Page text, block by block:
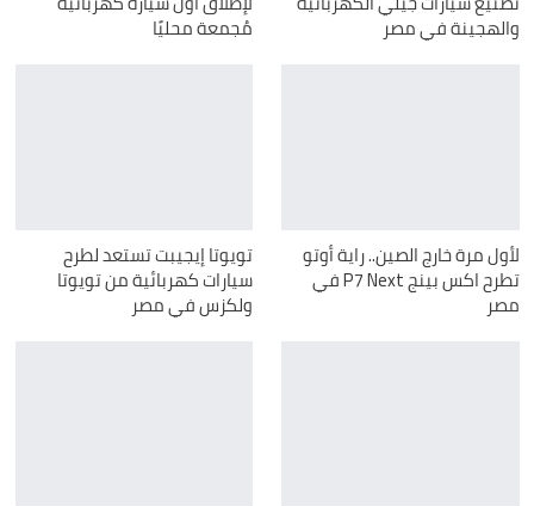
والهجينة في مصر مُجمعة محليًا
لأول مرة خارج الصين.. راية أوتو
تطرح اكس بينج P7 Next في
مصر
تويوتا إيجيبت تستعد لطرح
سيارات كهربائية من تويوتا
ولكزس في مصر